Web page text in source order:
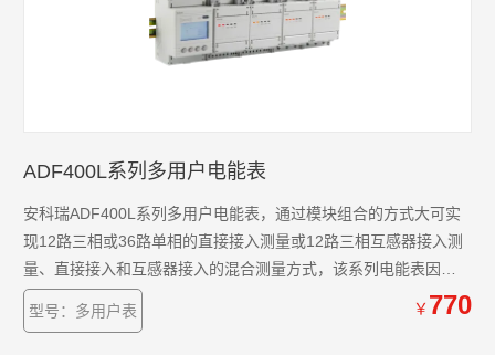
ADF400L系列多用户电能表
安科瑞ADF400L系列多用户电能表，通过模块组合的方式大可实
现12路三相或36路单相的直接接入测量或12路三相互感器接入测
量、直接接入和互感器接入的混合测量方式，该系列电能表因准
确度高、集中安装、集中管理、安装灵活性高，互不干扰等优势
深受小区、学校、企业等的青睐。该系列仪表支持预付费功功
型号：多用户表 ￥ 770